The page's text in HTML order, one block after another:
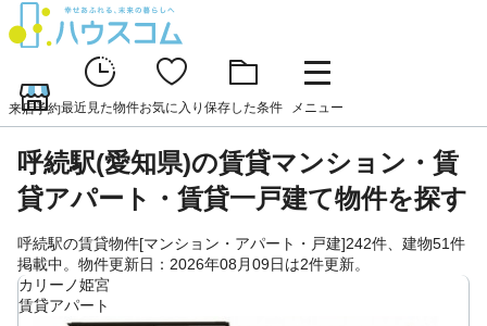
来店予約最近見た物件お気に入り 保存した条件 メニュー
呼続駅(愛知県)の賃貸マンション・賃
貸アパート・賃貸一戸建て物件を探す
呼続駅の賃貸物件[マンション・アパート・戸建]242件、建物51件
掲載中。物件更新日：2026年08月09日は2件更新。
カリーノ姫宮
賃貸アパート